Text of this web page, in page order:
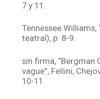
7 y 11.
Tennessee Williams,
teatral), p. 8-9.
sin firma, “Bergman
vague”, Fellini,
10-11.